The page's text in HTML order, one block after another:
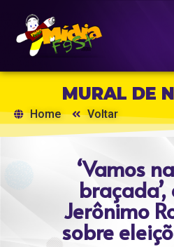
MURAL DE
Home Voltar
‘Vamos
Jerônimo
sobre